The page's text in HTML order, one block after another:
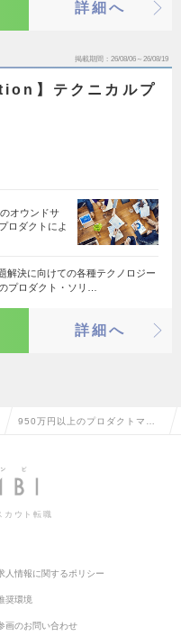
詳細へ
掲載期間 26/08/06～26/08/19
】テクニカルプ
オウンドサ
ロダクトによ
解決に向けての各種テクノロジー
プロダクト・ソリ…
詳細へ
950万円以上のプロダクトマネ
カウト転職
人情報に関するポリシー
奨環境
画のお問い合わせ